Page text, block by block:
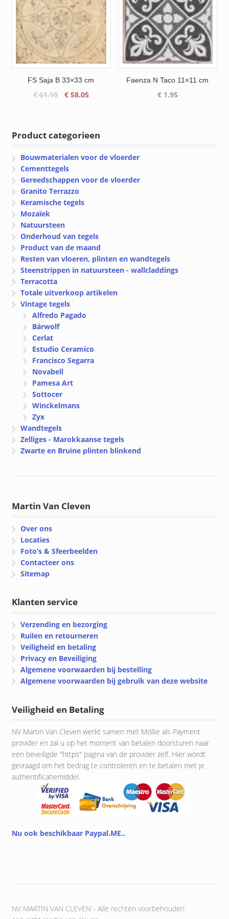
FS Saja B 33×33 cm
€61.10
Oorspronkelijke
€58.05Huidige
Faenza N Taco 11×11 cm
€1.95
Product categorieen
Bouwmaterialen voor de vloerder
Cementtegels
Gereedschappen voor de vloerder
Granito Terrazzo
Keramische tegels
Mozaïek
Natuursteen
Onderhoud van tegels
Product van de maand
Resten van vloeren, plinten en wandtegels
Steenstrippen in natuursteen - wallcladdings
Terracotta
Totale uitverkoop artikelen
Vintage tegels
Alfredo Pagado
Bärwolf
Cerlat
Estudio Ceramico
Francisco Segarra
Novabell
Pamesa Art
Sottocer
Winckelmans
Zyx
Wandtegels
Zelliges - Marokkaanse tegels
Zwarte en Bruine plinten blinkend
Martin Van Cleven
Over ons
Locaties
Foto’s & Sfeerbeelden
Contacteer ons
Sitemap
Klanten service
Verzending en bezorging
Ruilen en retourneren
Veiligheid en betaling
Privacy en Beveiliging
Algemene voorwaarden bij bestelling
Algemene voorwaarden bij gebruik van deze website
Veiligheid en Betaling
NV Martin Van Cleven werkt samen met Mollie als Payment
provider en zal u op het moment van betalen doorsturen naar
een beveiligde "https" pagina van de provider zelf. Hier wordt
gevraagd om het bedrag te controleren en te betalen met je
authentificatiemiddel.
Nu ook beschikbaar Paypal.ME..
NV MARTIN VAN CLEVEN - Alle rechten voorbehouden